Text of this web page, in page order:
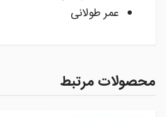
عمر طولانی
محصولات مرتبط